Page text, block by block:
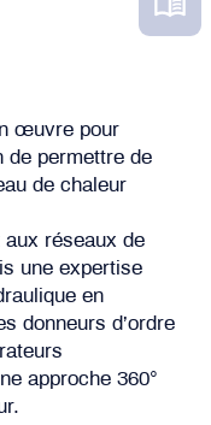
œuvre pour
de permettre de
de chaleur
réseaux de
une expertise
en
donneurs d’ordre
approche 360°